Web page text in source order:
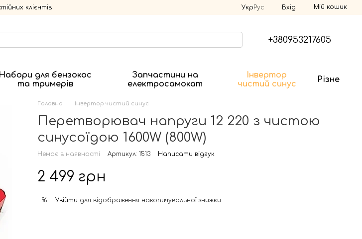
клієнтів УкрРус Вхід Мій кошик
+380953217605
Набори для бензокос
та тримерів
Запчастини на
електросамокат
Інвертор
чистий синус
Різне
Головна Інвертор чистий синус
Перетворювач напруги 12 220 з чистою
синусоїдою 1600W (800W)
Немає в наявності Артикул: 1513 Написати відгук
2 499 грн
% Увійти для відображення накопичувальної знижки